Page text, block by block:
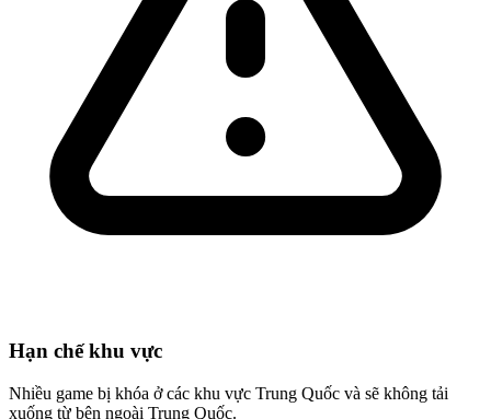
Hạn chế khu vực
Nhiều game bị khóa ở các khu vực Trung Quốc và sẽ không tải
xuống từ bên ngoài Trung Quốc.